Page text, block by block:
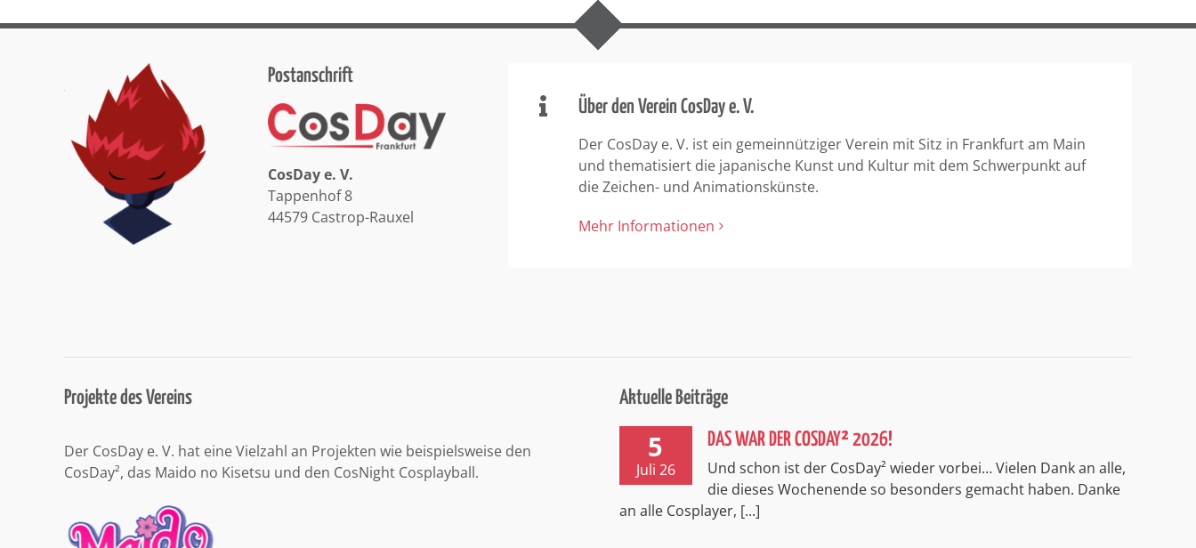
Postanschrift
CosDay e. V.
Tappenhof 8
44579 Castrop-Rauxel
Über den Verein CosDay e. V.
Der CosDay e. V. ist ein gemeinnütziger Verein mit Sitz in Frankfurt am Main
und thematisiert die japanische Kunst und Kultur mit dem Schwerpunkt auf
die Zeichen- und Animationskünste.
Mehr Informationen
Projekte des Vereins
Der CosDay e. V. hat eine Vielzahl an Projekten wie beispielsweise den
CosDay², das Maido no Kisetsu und den CosNight Cosplayball.
Aktuelle Beiträge
5
Juli 26
DAS WAR DER COSDAY² 2026!
Und schon ist der CosDay² wieder vorbei… Vielen Dank an alle,
die dieses Wochenende so besonders gemacht haben. Danke
an alle Cosplayer, [...]